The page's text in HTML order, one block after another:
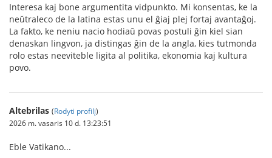
Interesa kaj bone argumentita vidpunkto. Mi konsentas, ke la
neŭtraleco de la latina estas unu el ĝiaj plej fortaj avantaĝoj.
La fakto, ke neniu nacio hodiaŭ povas postuli ĝin kiel sian
denaskan lingvon, ja distingas ĝin de la angla, kies tutmonda
rolo estas neeviteble ligita al politika, ekonomia kaj kultura
povo.
Altebrilas (Rodyti profilį)
2026 m. vasaris 10 d. 13:23:51
Eble Vatikano...